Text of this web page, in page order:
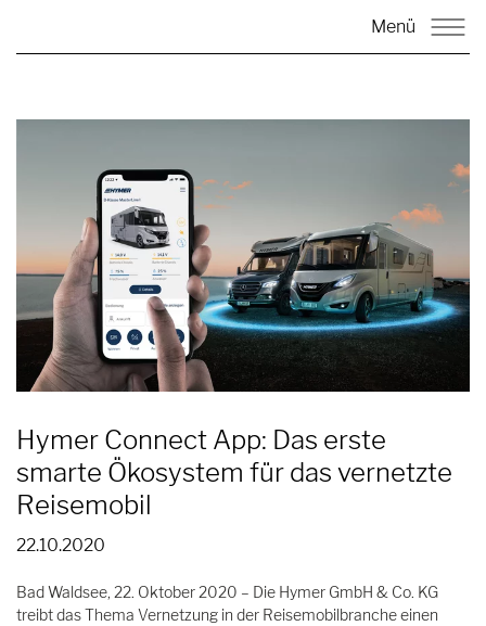
Menü
Hymer Connect App: Das erste
smarte Ökosystem für das vernetzte
Reisemobil
22.10.2020
Bad Waldsee, 22. Oktober 2020 – Die Hymer GmbH & Co. KG
treibt das Thema Vernetzung in der Reisemobilbranche einen